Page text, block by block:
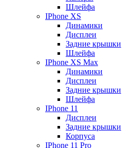
Шлейфа
IPhone XS
Динамики
Дисплеи
Задние крышки
Шлейфа
IPhone XS Max
Динамики
Дисплеи
Задние крышки
Шлейфа
IPhone 11
Дисплеи
Задние крышки
Корпуса
IPhone 11 Pro